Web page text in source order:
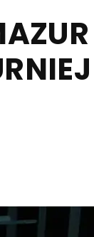
wersja